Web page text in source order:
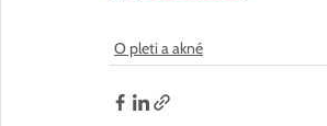
O pleti a akné